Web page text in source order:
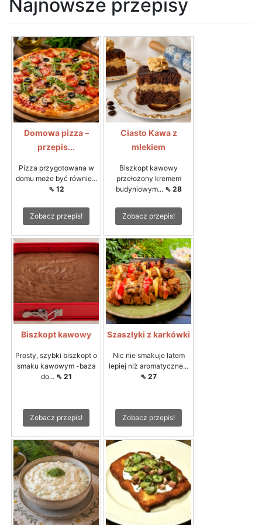
Najnowsze przepisy
Domowa pizza –
przepis...
Pizza przygotowana w
domu może być równie...
⇖ 12
Zobacz przepis!
Ciasto Kawa z
mlekiem
Biszkopt kawowy
przełożony kremem
budyniowym... ⇖ 28
Zobacz przepis!
Biszkopt kawowy
Prosty, szybki biszkopt o
smaku kawowym -baza
do... ⇖ 21
Zobacz przepis!
Szaszłyki z karkówki
Nic nie smakuje latem
lepiej niż aromatyczne...
⇖ 27
Zobacz przepis!